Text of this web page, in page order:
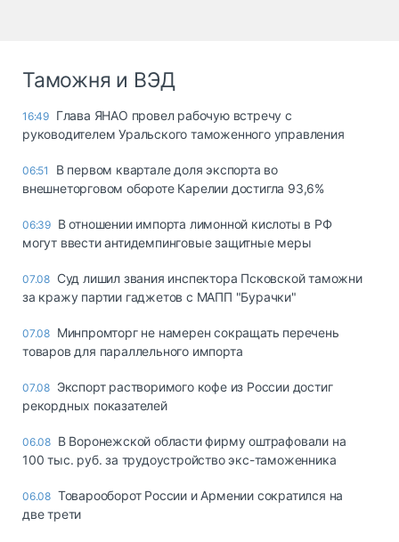
Таможня и ВЭД
16:49 Глава ЯНАО провел рабочую встречу с
руководителем Уральского таможенного управления
06:51
В первом квартале доля экспорта во
внешнеторговом обороте Карелии достигла 93,6%
06:39 В отношении импорта лимонной кислоты в РФ
могут ввести антидемпинговые защитные меры
07.08 Суд лишил звания инспектора Псковской таможни
за кражу партии гаджетов с МАПП "Бурачки"
07.08 Минпромторг не намерен сокращать перечень
товаров для параллельного импорта
07.08 Экспорт растворимого кофе из России достиг
рекордных показателей
06.08 В Воронежской области фирму оштрафовали на
100 тыс. руб. за трудоустройство экс-таможенника
06.08 Товарооборот России и Армении сократился на
две трети